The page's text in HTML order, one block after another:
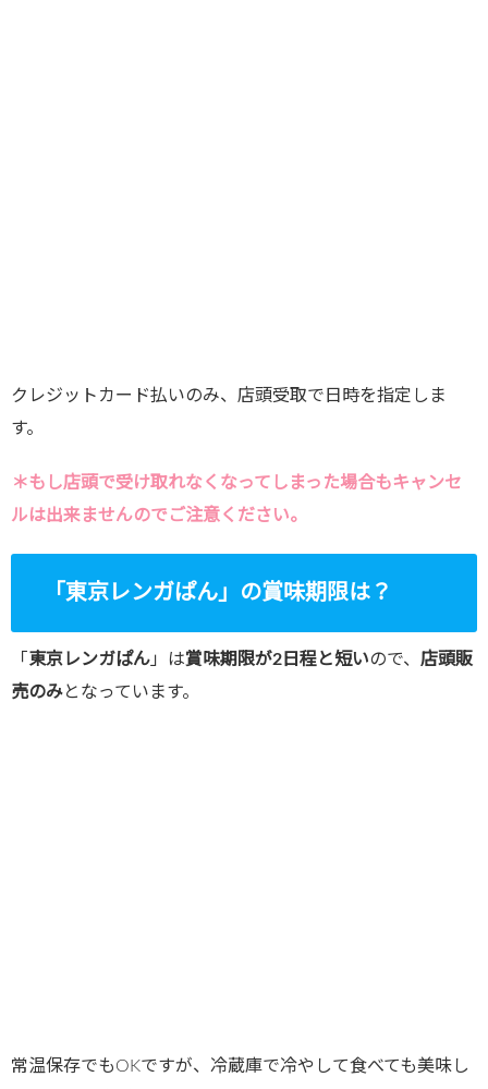
クレジットカード払いのみ、店頭受取で日時を指定しま
す。
＊もし店頭で受け取れなくなってしまった場合もキャンセ
ルは出来ませんのでご注意ください。
「東京レンガぱん」の賞味期限は？
「 東京レンガぱん 」は賞味期限が2日程と短いので、 店頭販
売のみとなっています。
常温保存でもOKですが、冷蔵庫で冷やして食べても美味し